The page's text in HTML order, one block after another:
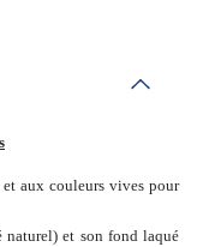
aux couleurs vives pour
naturel) et son fond laqué